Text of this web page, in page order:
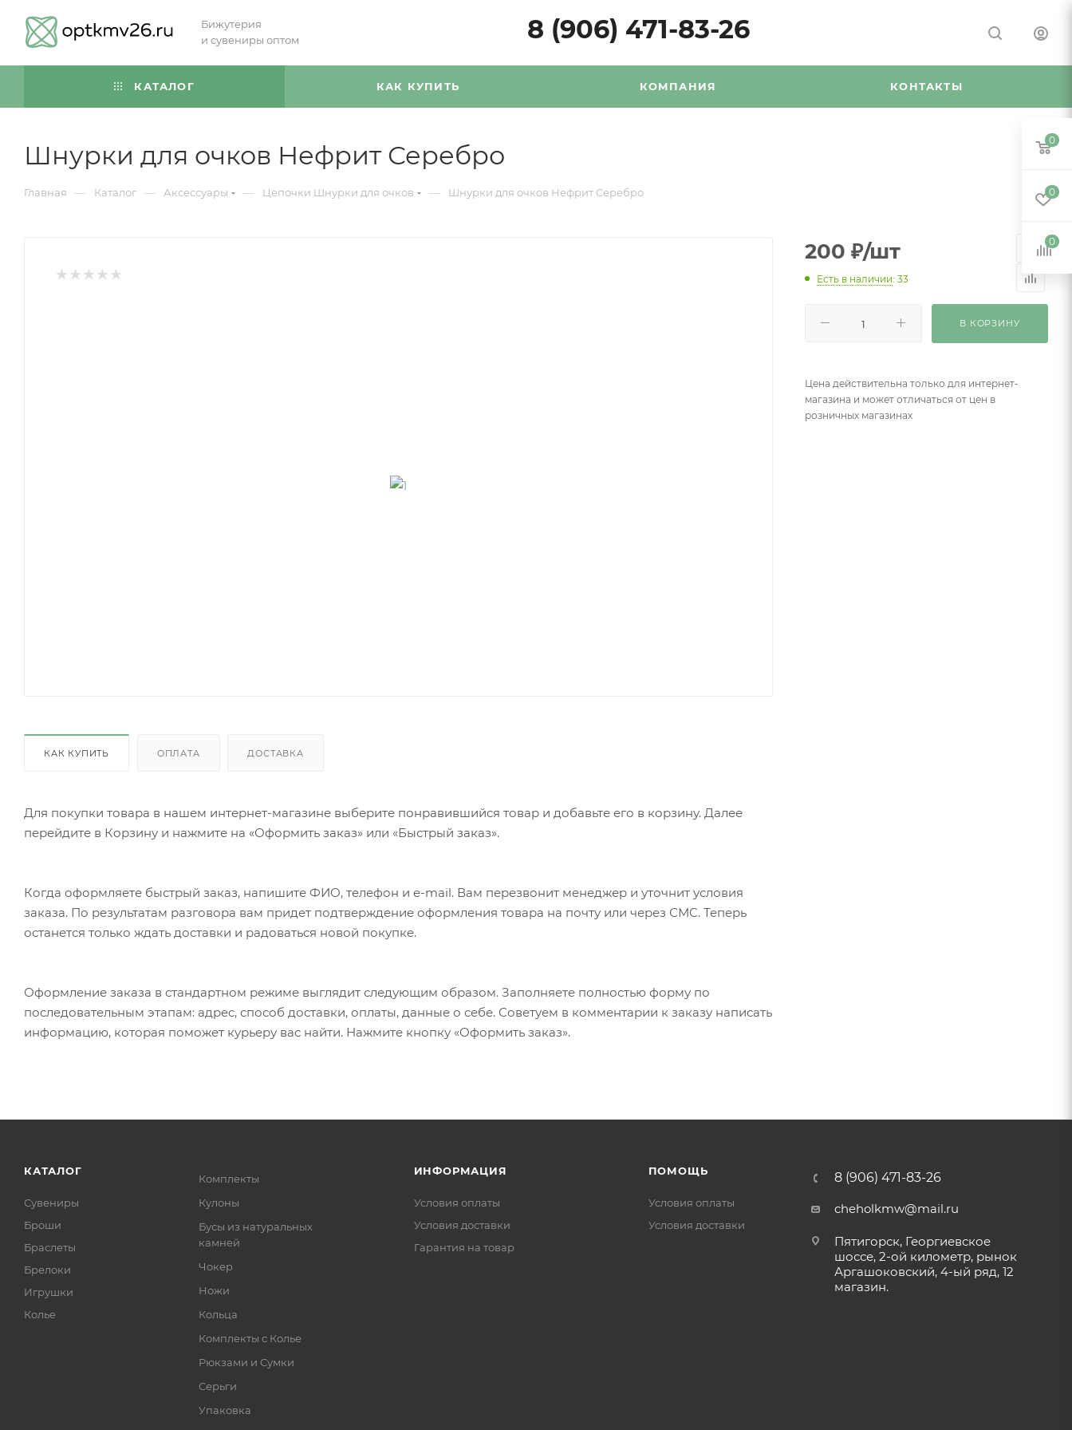
Бижутерия
и сувениры оптом
8 (906) 471-83-26
КАТАЛОГ КАК КУПИТЬ КОМПАНИЯ КОНТАКТЫ
Шнурки для очков Нефрит Серебро
Главная — Каталог — Аксессуары — Цепочки Шнурки для очков — Шнурки для очков Нефрит Серебро
КАК КУПИТЬ ОПЛАТА ДОСТАВКА
Для покупки товара в нашем интернет-магазине выберите понравившийся товар и добавьте его в корзину. Далее
перейдите в Корзину и нажмите на «Оформить заказ» или «Быстрый заказ».
Когда оформляете быстрый заказ, напишите ФИО, телефон и e-mail. Вам перезвонит менеджер и уточнит условия
заказа. По результатам разговора вам придет подтверждение оформления товара на почту или через СМС. Теперь
останется только ждать доставки и радоваться новой покупке.
Оформление заказа в стандартном режиме выглядит следующим образом. Заполняете полностью форму по
последовательным этапам: адрес, способ доставки, оплаты, данные о себе. Советуем в комментарии к заказу написать
информацию, которая поможет курьеру вас найти. Нажмите кнопку «Оформить заказ».
200 ₽/шт
Есть в наличии: 33
В КОРЗИНУ
Цена действительна только для интернет-
магазина и может отличаться от цен в
розничных магазинах
КАТАЛОГ
Сувениры
Броши
Браслеты
Брелоки
Игрушки
Колье
Комплекты
Кулоны
Бусы из натуральных
камней
Чокер
Ножи
Кольца
Комплекты с Колье
Рюкзами и Сумки
Серьги
Упаковка
ИНФОРМАЦИЯ
Условия оплаты
Условия доставки
Гарантия на товар
ПОМОЩЬ
Условия оплаты
Условия доставки
8 (906) 471-83-26
cheholkmw@mail.ru
Пятигорск, Георгиевское
шоссе, 2-ой километр, рынок
Аргашоковский, 4-ый ряд, 12
магазин.
0
0
0